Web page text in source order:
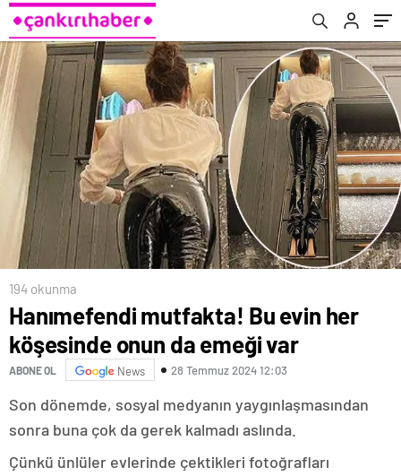
194 okunma
Hanımefendi mutfakta! Bu evin her
köşesinde onun da emeği var
ABONE OL News 28 Temmuz 2024 12:03
Son dönemde, sosyal medyanın yaygınlaşmasından
sonra buna çok da gerek kalmadı aslında.
Çünkü ünlüler evlerinde çektikleri fotoğrafları